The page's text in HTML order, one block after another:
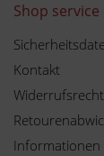
Shop service
Kontakt
Widerrufsrecht
Informationen